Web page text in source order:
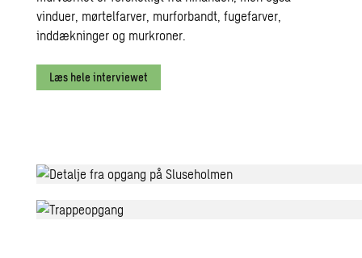
vinduer, mørtelfarver, murforbandt, fugefarver,
inddækninger og murkroner.
Læs hele interviewet